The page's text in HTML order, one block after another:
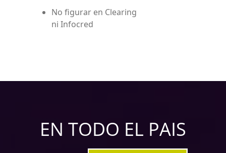
No figurar en Clearing
ni Infocred
EN TODO EL PAIS